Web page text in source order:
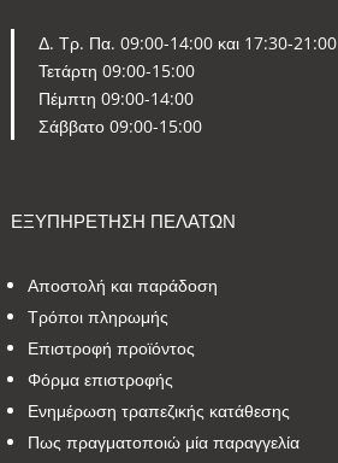
Δ. Τρ. Πα. 09:00-14:00 και 17:30-21:00
Τετάρτη 09:00-15:00
Πέμπτη 09:00-14:00
Σάββατο 09:00-15:00
ΕΞΥΠΗΡΕΤΗΣΗ ΠΕΛΑΤΩΝ
Αποστολή και παράδοση
Τρόποι πληρωμής
Επιστροφή προϊόντος
Φόρμα επιστροφής
Ενημέρωση τραπεζικής κατάθεσης
Πως πραγματοποιώ μία παραγγελία